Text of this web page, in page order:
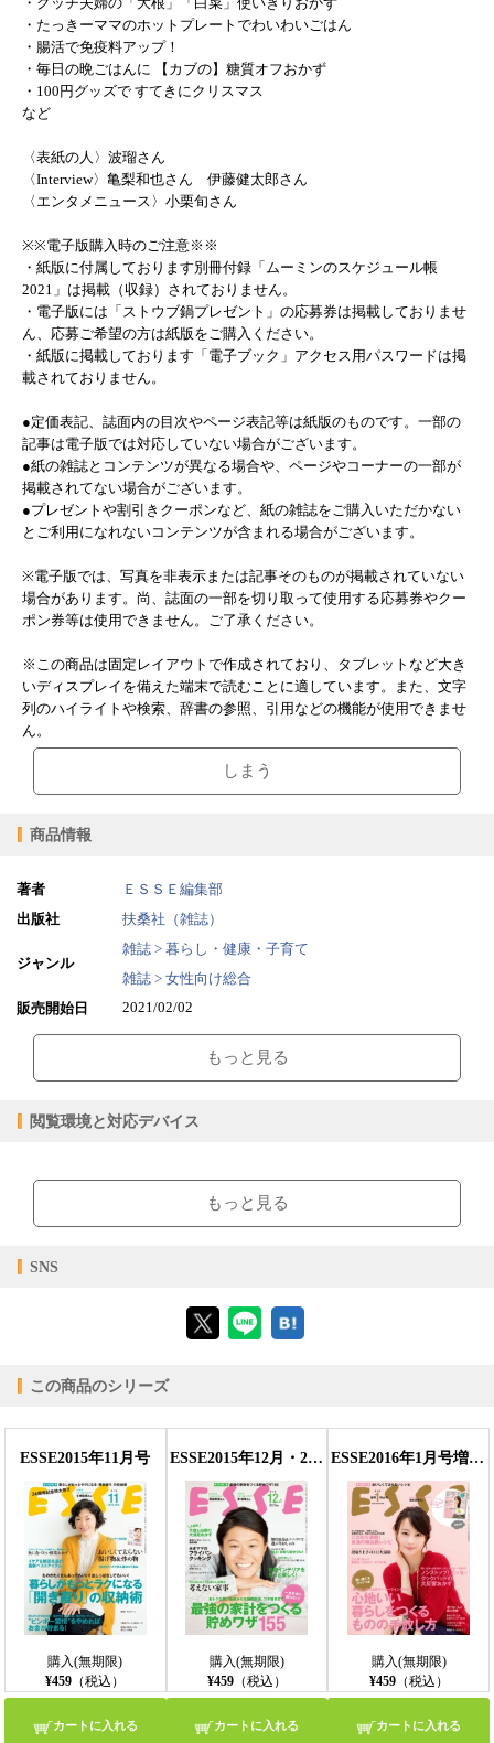
・たっきーママのホットプレートでわいわいごはん
・腸活で免疫料アップ！
・毎日の晩ごはんに 【カブの】糖質オフおかず
・100円グッズで すてきにクリスマス
など
〈表紙の人〉波瑠さん
〈Interview〉亀梨和也さん 伊藤健太郎さん
〈エンタメニュース〉小栗旬さん
※※電子版購入時のご注意※※
・紙版に付属しております別冊付録「ムーミンのスケジュール帳
2021」は掲載（収録）されておりません。
・電子版には「ストウブ鍋プレゼント」の応募券は掲載しておりませ
ん、応募ご希望の方は紙版をご購入ください。
・紙版に掲載しております「電子ブック」アクセス用パスワードは掲
載されておりません。
●定価表記、誌面内の目次やページ表記等は紙版のものです。一部の
記事は電子版では対応していない場合がございます。
●紙の雑誌とコンテンツが異なる場合や、ページやコーナーの一部が
掲載されてない場合がございます。
●プレゼントや割引きクーポンなど、紙の雑誌をご購入いただかない
とご利用になれないコンテンツが含まれる場合がございます。
※電子版では、写真を非表示または記事そのものが掲載されていない
場合があります。尚、誌面の一部を切り取って使用する応募券やクー
ポン券等は使用できません。ご了承ください。
※この商品は固定レイアウトで作成されており、タブレットなど大き
いディスプレイを備えた端末で読むことに適しています。また、文字
列のハイライトや検索、辞書の参照、引用などの機能が使用できませ
ん。
しまう
商品情報
著者
ＥＳＳＥ編集部
出版社
扶桑社（雑誌）
ジャンル
雑誌 > 暮らし・健康・子育て
雑誌 > 女性向け総合
販売開始日
2021/02/02
ファイルサイズ 108.34MB
もっと見る
閲覧環境と対応デバイス
ブラウザビューア・PC版ConTenDoビューア・モバイルビューア
【対応デバイス】
【PC版ConTenDoビューア】
【モバイルビューア】
もっと見る
SNS
この商品のシリーズ
ESSE2015年11月号
購入(無期限)
¥459 （税込）
カートに入れる
ESSE2015年12月・2016年1月合併号
購入(無期限)
¥459（税込）
カートに入れる
ESSE2016年1月号増刊・新年特大号
購入(無期限)
¥459（税込）
カートに入れる